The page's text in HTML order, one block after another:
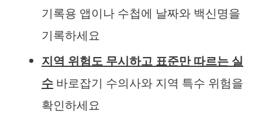
기록용 앱이나 수첩에 날짜와 백신명을
기록하세요
지역 위험도 무시하고 표준만 따르는 실
수 바로잡기 수의사와 지역 특수 위험을
확인하세요